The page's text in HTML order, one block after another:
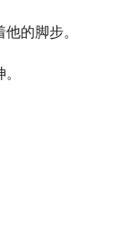
的脚步。